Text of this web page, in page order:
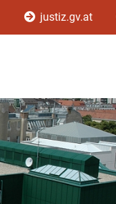
justiz.gv.at